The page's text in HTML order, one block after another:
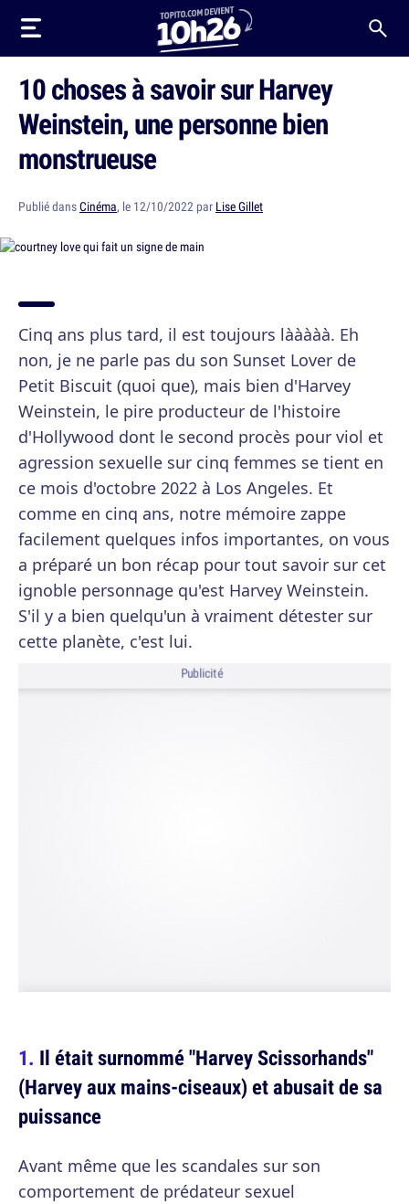
10 choses à savoir sur Harvey
Weinstein, une personne bien
monstrueuse
Publié dansCinéma, le 12/10/2022 par Lise Gillet
Cinq ans plus tard, il est toujours lààààà. Eh
non, je ne parle pas du son Sunset Lover de
Petit Biscuit (quoi que), mais bien d'Harvey
Weinstein, le pire producteur de l'histoire
d'Hollywood dont le second procès pour viol et
agression sexuelle sur cinq femmes se tient en
ce mois d'octobre 2022 à Los Angeles. Et
comme en cinq ans, notre mémoire zappe
facilement quelques infos importantes, on vous
a préparé un bon récap pour tout savoir sur cet
ignoble personnage qu'est Harvey Weinstein.
S'il y a bien quelqu'un à vraiment détester sur
cette planète, c'est lui.
Publicité
Il était surnommé "Harvey Scissorhands"
(Harvey aux mains-ciseaux) et abusait de sa
puissance
Avant même que les scandales sur son
comportement de prédateur sexuel